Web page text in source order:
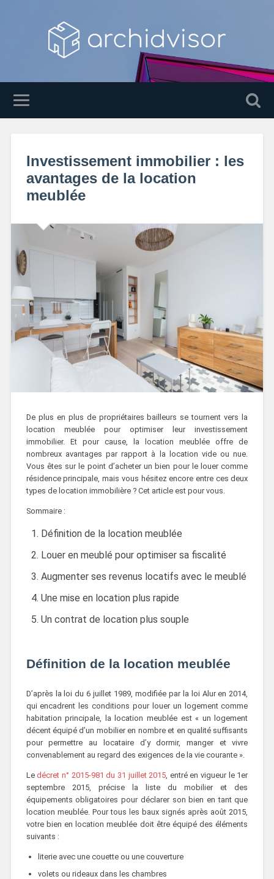
Investissement immobilier : les
avantages de la location
meublée
De plus en plus de propriétaires bailleurs se tournent vers la
location meublée pour optimiser leur investissement
immobilier. Et pour cause, la location meublée offre de
nombreux avantages par rapport à la location vide ou nue.
Vous êtes sur le point d’acheter un bien pour le louer comme
résidence principale, mais vous hésitez encore entre ces deux
types de location immobilière ? Cet article est pour vous.
Sommaire :
Définition de la location meublée
Louer en meublé pour optimiser sa fiscalité
Augmenter ses revenus locatifs avec le meublé
Une mise en location plus rapide
Un contrat de location plus souple
Définition de la location meublée
D’après la loi du 6 juillet 1989, modifiée par la loi Alur en 2014,
qui encadrent les conditions pour louer un logement comme
habitation principale, la location meublée est « un logement
décent équipé d’un mobilier en nombre et en qualité suffisants
pour permettre au locataire d’y dormir, manger et vivre
convenablement au regard des exigences de la vie courante ».
Ledécret n° 2015-981 du 31 juillet 2015 , entré en vigueur le 1er
septembre 2015, précise la liste du mobilier et des
équipements obligatoires pour déclarer son bien en tant que
location meublée. Pour tous les baux signés après août 2015,
votre bien en location meublée doit être équipé des éléments
suivants :
literie avec une couette ou une couverture
volets ou rideaux dans les chambres